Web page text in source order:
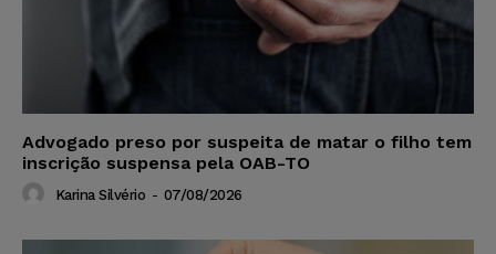
Advogado preso por suspeita de matar o filho tem
inscrição suspensa pela OAB-TO
Karina Silvério - 07/08/2026